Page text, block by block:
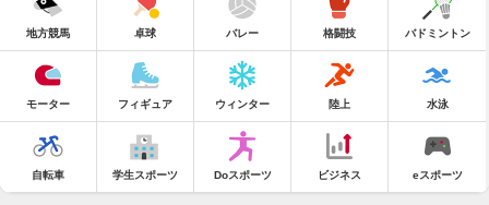
地方競馬 卓球 バレー 格闘技 バドミントン
モーター フィギュア ウィンター 陸上 水泳
自転車 学生スポーツ Doスポーツ ビジネス eスポーツ